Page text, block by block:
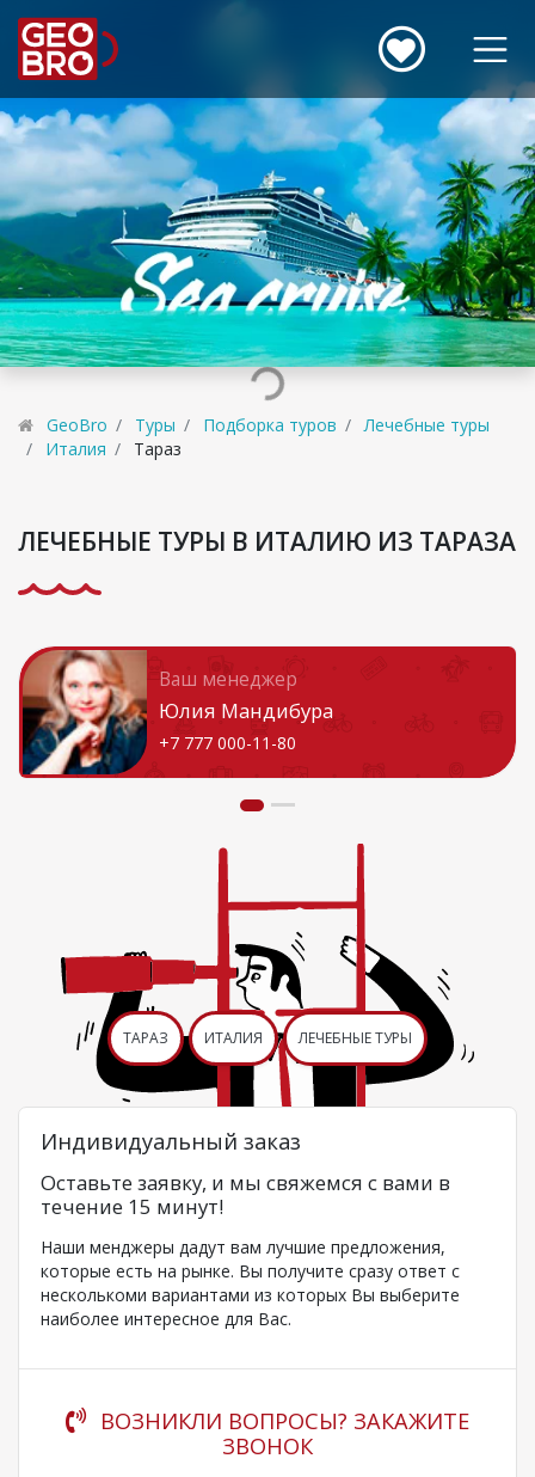
GeoBro Туры Подборка туров
Лечебные туры
Италия
Тараз
ЛЕЧЕБНЫЕ ТУРЫ В ИТАЛИЮ ИЗ ТАРАЗА
Индивидуальный заказ
Оставьте заявку, и мы свяжемся с вами в
течение 15 минут!
Наши менджеры дадут вам лучшие предложения,
которые есть на рынке. Вы получите сразу ответ с
несколькоми вариантами из которых Вы выберите
наиболее интересное для Вас.
ВОЗНИКЛИ ВОПРОСЫ? ЗАКАЖИТЕ
ЗВОНОК
Ваш менеджер
Юлия Мандибура
+7 777 000-11-80
ТАРАЗ ИТАЛИЯ ЛЕЧЕБНЫЕ ТУРЫ